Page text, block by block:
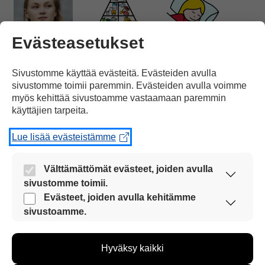
harjoittelee tarkan ohjelman mukaan.
Hän on voittanut kaksi kultamitalia
Evästeasetukset
Sivustomme käyttää evästeitä. Evästeiden avulla
sivustomme toimii paremmin. Evästeiden avulla voimme
myös kehittää sivustoamme vastaamaan paremmin
käyttäjien tarpeita.
Lue lisää evästeistämme
Välttämättömät evästeet, joiden avulla
sivustomme toimii.
Nämä evästeet ovat aina käytössä, jotta
sivustoamme voi käyttää sujuvasti ja turvallisesti.
Evästeet, joiden avulla kehitämme
sivustoamme.
kehittää sivustoamme vastaamaan paremmin
Hyväksy kaikki